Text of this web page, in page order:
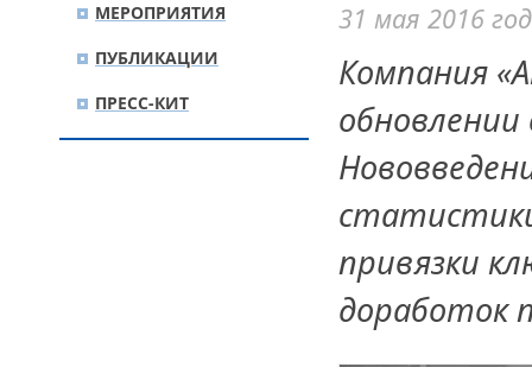
31 мая 2016
Компания
обновлении
привязки
доработок
МЕРОПРИЯТИЯ
ПУБЛИКАЦИИ
ПРЕСС-КИТ